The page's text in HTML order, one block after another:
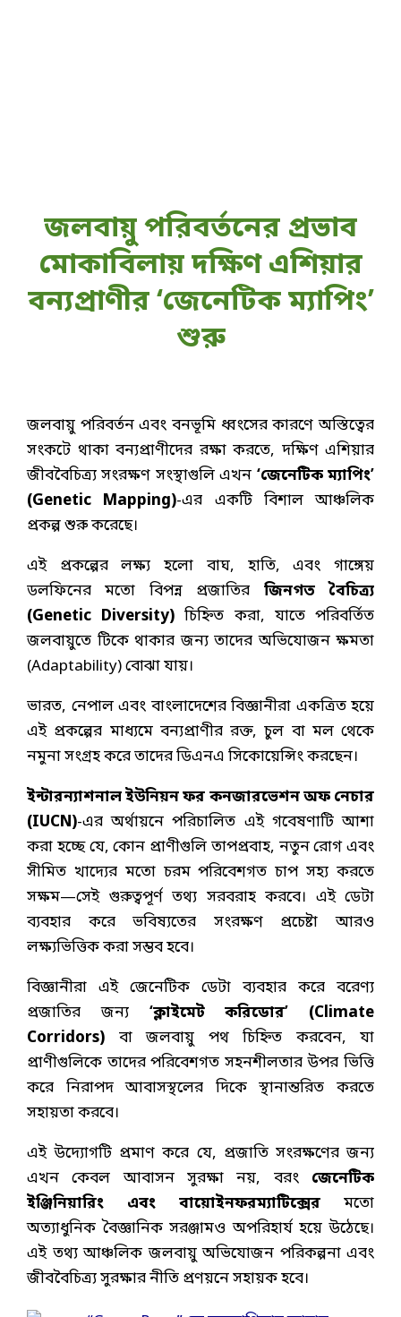
জলবায়ু পরিবর্তনের প্রভাব
মোকাবিলায় দক্ষিণ এশিয়ার
বন্যপ্রাণীর ‘জেনেটিক ম্যাপিং’
শুরু
জলবায়ু পরিবর্তন এবং বনভূমি ধ্বংসের কারণে অস্তিত্বের
সংকটে থাকা বন্যপ্রাণীদের রক্ষা করতে, দক্ষিণ এশিয়ার
জীববৈচিত্র্য সংরক্ষণ সংস্থাগুলি এখন ‘জেনেটিক ম্যাপিং’
(Genetic Mapping)-এর একটি বিশাল আঞ্চলিক
প্রকল্প শুরু করেছে।
এই প্রকল্পের লক্ষ্য হলো বাঘ, হাতি, এবং গাঙ্গেয়
ডলফিনের মতো বিপন্ন প্রজাতির জিনগত বৈচিত্র্য
(Genetic Diversity) চিহ্নিত করা, যাতে পরিবর্তিত
জলবায়ুতে টিকে থাকার জন্য তাদের অভিযোজন ক্ষমতা
(Adaptability) বোঝা যায়।
ভারত, নেপাল এবং বাংলাদেশের বিজ্ঞানীরা একত্রিত হয়ে
এই প্রকল্পের মাধ্যমে বন্যপ্রাণীর রক্ত, চুল বা মল থেকে
নমুনা সংগ্রহ করে তাদের ডিএনএ সিকোয়েন্সিং করছেন।
ইন্টারন্যাশনাল ইউনিয়ন ফর কনজারভেশন অফ নেচার
(IUCN)-এর অর্থায়নে পরিচালিত এই গবেষণাটি আশা
করা হচ্ছে যে, কোন প্রাণীগুলি তাপপ্রবাহ, নতুন রোগ এবং
সীমিত খাদ্যের মতো চরম পরিবেশগত চাপ সহ্য করতে
সক্ষম—সেই গুরুত্বপূর্ণ তথ্য সরবরাহ করবে। এই ডেটা
ব্যবহার করে ভবিষ্যতের সংরক্ষণ প্রচেষ্টা আরও
লক্ষ্যভিত্তিক করা সম্ভব হবে।
বিজ্ঞানীরা এই জেনেটিক ডেটা ব্যবহার করে বরেণ্য
প্রজাতির জন্য ‘ক্লাইমেট করিডোর’ (Climate
Corridors) বা জলবায়ু পথ চিহ্নিত করবেন, যা
প্রাণীগুলিকে তাদের পরিবেশগত সহনশীলতার উপর ভিত্তি
করে নিরাপদ আবাসস্থলের দিকে স্থানান্তরিত করতে
সহায়তা করবে।
এই উদ্যোগটি প্রমাণ করে যে, প্রজাতি সংরক্ষণের জন্য
এখন কেবল আবাসন সুরক্ষা নয়, বরং জেনেটিক
ইঞ্জিনিয়ারিং এবং বায়োইনফরম্যাটিক্সের মতো
অত্যাধুনিক বৈজ্ঞানিক সরঞ্জামও অপরিহার্য হয়ে উঠেছে।
এই তথ্য আঞ্চলিক জলবায়ু অভিযোজন পরিকল্পনা এবং
জীববৈচিত্র্য সুরক্ষার নীতি প্রণয়নে সহায়ক হবে।